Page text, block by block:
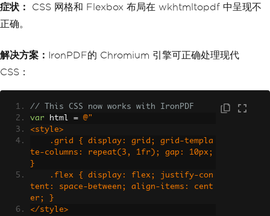
症状：
CSS 网格和 Flexbox 布局在 wkhtmltopdf 中呈现不
正确。
解决方案： IronPDF的 Chromium 引擎可正确处理现代
CSS：
// This CSS now works with IronPDF
var html =
@"
<style>
te-columns: repeat(3, 1fr); gap: 10px;
}
tent: space-between; align-items: cent
er; }
</style>